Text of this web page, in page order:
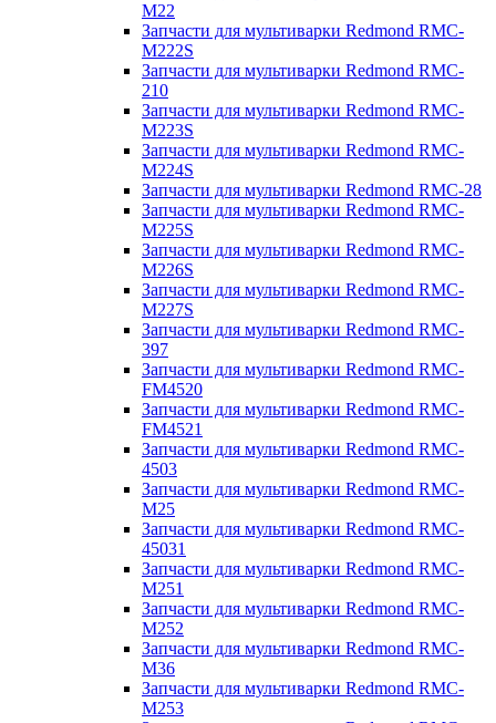
M22
Запчасти для мультиварки Redmond RMC-
M222S
Запчасти для мультиварки Redmond RMC-
210
Запчасти для мультиварки Redmond RMC-
M223S
Запчасти для мультиварки Redmond RMC-
M224S
Запчасти для мультиварки Redmond RMC-28
Запчасти для мультиварки Redmond RMC-
M225S
Запчасти для мультиварки Redmond RMC-
M226S
Запчасти для мультиварки Redmond RMC-
M227S
Запчасти для мультиварки Redmond RMC-
397
Запчасти для мультиварки Redmond RMC-
FM4520
Запчасти для мультиварки Redmond RMC-
FM4521
Запчасти для мультиварки Redmond RMC-
4503
Запчасти для мультиварки Redmond RMC-
M25
Запчасти для мультиварки Redmond RMC-
45031
Запчасти для мультиварки Redmond RMC-
M251
Запчасти для мультиварки Redmond RMC-
M252
Запчасти для мультиварки Redmond RMC-
M36
Запчасти для мультиварки Redmond RMC-
M253